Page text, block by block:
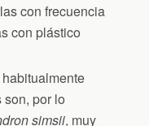
con frecuencia
con plástico
por lo
simsii, muy